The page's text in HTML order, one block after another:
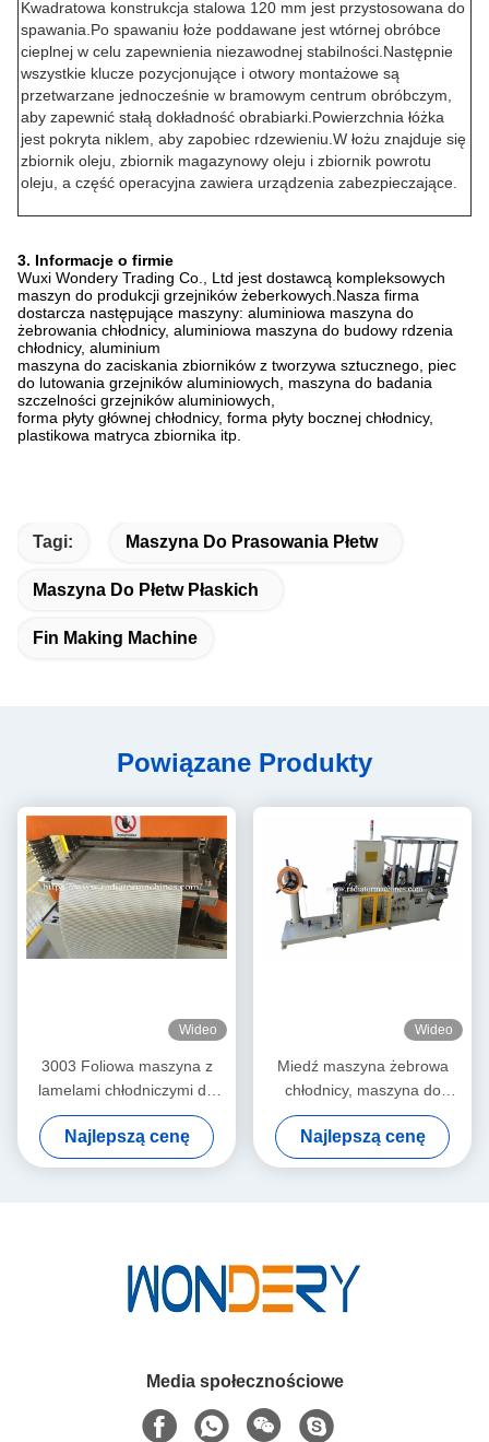
Kwadratowa konstrukcja stalowa 120 mm jest przystosowana do
spawania.Po spawaniu łoże poddawane jest wtórnej obróbce
cieplnej w celu zapewnienia niezawodnej stabilności.Następnie
wszystkie klucze pozycjonujące i otwory montażowe są
przetwarzane jednocześnie w bramowym centrum obróbczym,
aby zapewnić stałą dokładność obrabiarki.Powierzchnia łóżka
jest pokryta niklem, aby zapobiec rdzewieniu.W łożu znajduje się
zbiornik oleju, zbiornik magazynowy oleju i zbiornik powrotu
oleju, a część operacyjna zawiera urządzenia zabezpieczające.
3. Informacje o firmie
Wuxi Wondery Trading Co., Ltd jest dostawcą kompleksowych
maszyn do produkcji grzejników żeberkowych.Nasza firma
dostarcza następujące maszyny: aluminiowa maszyna do
żebrowania chłodnicy, aluminiowa maszyna do budowy rdzenia
chłodnicy, aluminium
maszyna do zaciskania zbiorników z tworzywa sztucznego, piec
do lutowania grzejników aluminiowych, maszyna do badania
szczelności grzejników aluminiowych,
forma płyty głównej chłodnicy, forma płyty bocznej chłodnicy,
plastikowa matryca zbiornika itp.
Tagi: Maszyna Do Prasowania Płetw
Maszyna Do Płetw Płaskich
Fin Making Machine
Powiązane Produkty
Wideo
3003 Foliowa maszyna z
lamelami chłodniczymi do
wysokości 45 mm ze stabilną
wydajnością
Najlepszą cenę
Wideo
Miedź maszyna żebrowa
chłodnicy, maszyna do
produkcji żeber 1- 4 rdzeń
rdzeniowy
Najlepszą cenę
Media społecznościowe